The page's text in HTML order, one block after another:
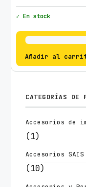
✓ En stock
Añadir al
CATEGORÍAS DE
Accesorios de
(1)
Accesorios SAIS
(10)